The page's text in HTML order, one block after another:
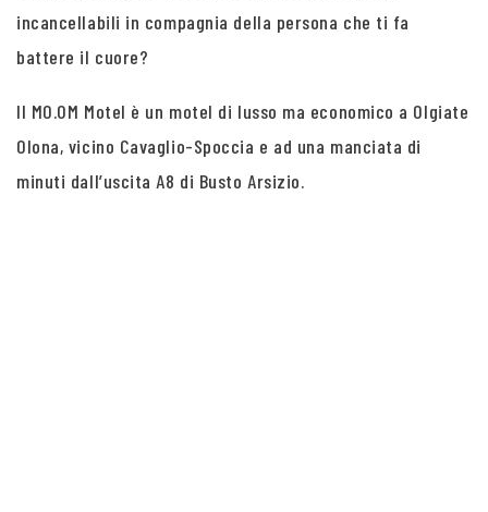
incancellabili in compagnia della persona che ti fa
battere il cuore?
Il MO.OM Motel è un motel di lusso ma economico a Olgiate
Olona, vicino Cavaglio-Spoccia e ad una manciata di
minuti dall’uscita A8 di Busto Arsizio.